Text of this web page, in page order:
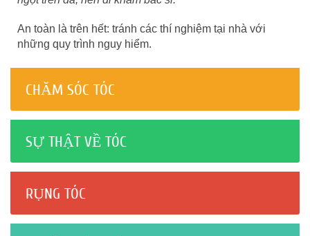
An toàn là trên hết: tránh các thí nghiệm tại nhà với
những quy trình nguy hiểm.
CHĂM SÓC TÓC
SỰ THẬT VỀ TÓC
RỤNG TÓC